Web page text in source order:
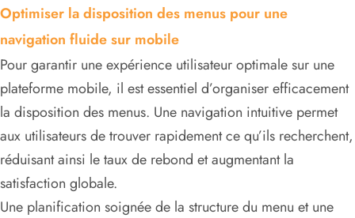
Optimiser la disposition des menus pour une
navigation fluide sur mobile
Pour garantir une expérience utilisateur optimale sur une
plateforme mobile, il est essentiel d’organiser efficacement
la disposition des menus. Une navigation intuitive permet
aux utilisateurs de trouver rapidement ce qu’ils recherchent,
réduisant ainsi le taux de rebond et augmentant la
satisfaction globale.
Une planification soignée de la structure du menu et une